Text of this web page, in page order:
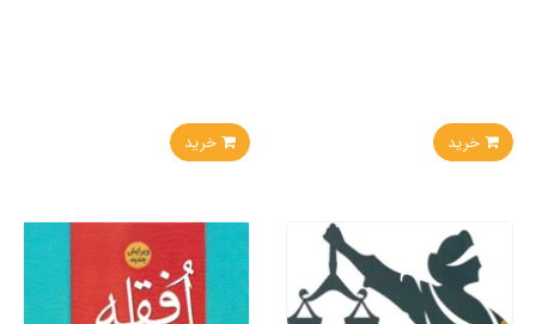
خرید خرید